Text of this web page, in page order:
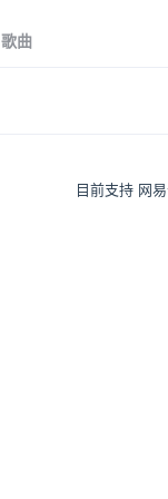
歌曲
目前支持 网